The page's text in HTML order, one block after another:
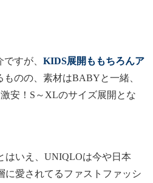
ですが、KIDS展開ももちろんア
のの、素材はBABYと一緒、
安！S～XLのサイズ展開とな
はいえ、UNIQLOは今や日本
に愛されてるファストファッシ